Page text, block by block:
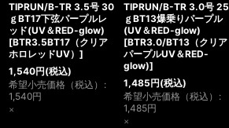
TIPRUN/B-TR 3.5号 30
ｇBT17下弦パープルレ
ッド(UV＆RED-glow)
[BTR3.5BT17（クリア
ホロレッドUV） ]
1,540円(税込)
希望小売価格（税込） :
1,540円
×
TIPRUN/B-TR 3.0号 25
ｇBT13爆乗りパープル
(UV＆RED-glow)
[BTR3.0/BT13（クリア
パープルUV＆RED-
glow)]
1,485円(税込)
希望小売価格（税込） :
1,485円
×